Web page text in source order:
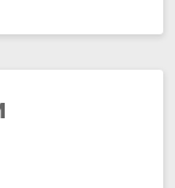
А. В. Суворова
обороны и
Петербурга